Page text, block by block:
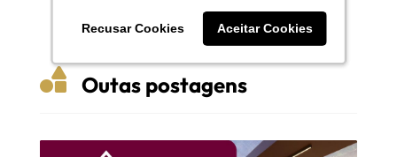
Recusar Cookies Aceitar Cookies
Recusar Cookies Aceitar Cookies
 Outas postagens